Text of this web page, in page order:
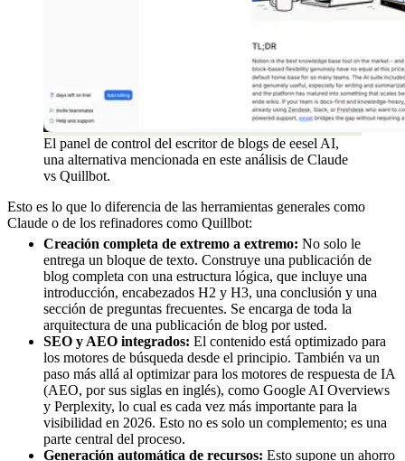
El panel de control del escritor de blogs de eesel AI,
una alternativa mencionada en este análisis de Claude
vs Quillbot.
Esto es lo que lo diferencia de las herramientas generales como
Claude o de los refinadores como Quillbot:
Creación completa de extremo a extremo: No solo le
entrega un bloque de texto. Construye una publicación de
blog completa con una estructura lógica, que incluye una
introducción, encabezados H2 y H3, una conclusión y una
sección de preguntas frecuentes. Se encarga de toda la
arquitectura de una publicación de blog por usted.
SEO y AEO integrados: El contenido está optimizado para
los motores de búsqueda desde el principio. También va un
paso más allá al optimizar para los motores de respuesta de IA
(AEO, por sus siglas en inglés), como Google AI Overviews
y Perplexity, lo cual es cada vez más importante para la
visibilidad en 2026. Esto no es solo un complemento; es una
parte central del proceso.
Generación automática de recursos: Esto supone un ahorro